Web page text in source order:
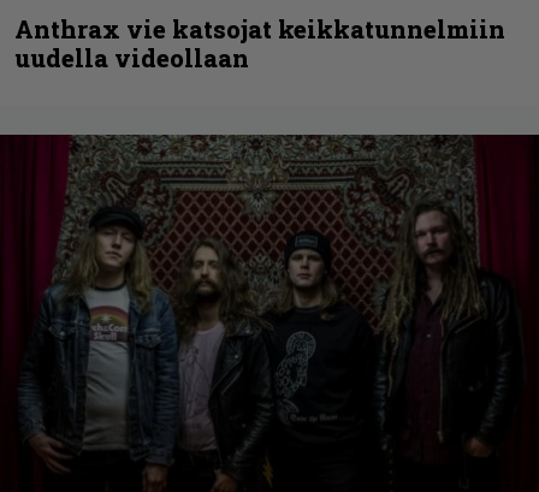
Anthrax vie katsojat keikkatunnelmiin
uudella videollaan